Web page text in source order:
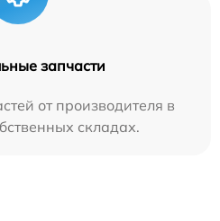
запчасти
от производителя в
складах.